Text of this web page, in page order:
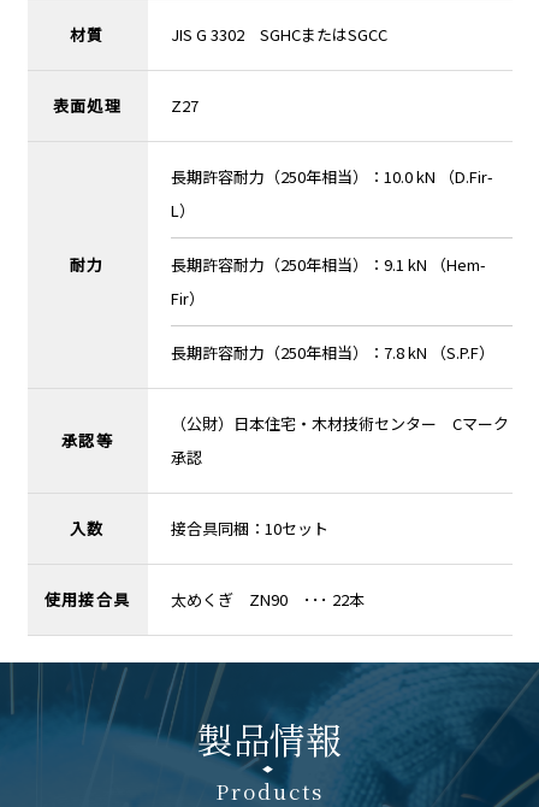
材質 JIS G 3302 SGHCまたはSGCC
表面処理 Z27
耐力
長期許容耐力（250年相当）：10.0 kN （D.Fir-
L）
長期許容耐力（250年相当）：9.1 kN （Hem-
Fir）
長期許容耐力（250年相当）：7.8 kN （S.P.F）
承認等
（公財）日本住宅・木材技術センター Cマーク
承認
入数 接合具同梱：10セット
使用接合具 太めくぎ ZN90 ･･･ 22本
製品情報
Products